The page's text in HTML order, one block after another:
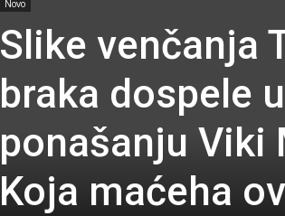
Novo
Slike venčanja
braka dospele
ponašanju Viki
Koja maćeha